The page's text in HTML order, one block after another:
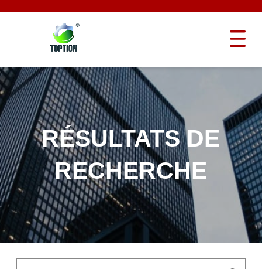
RÉSULTATS DE
RECHERCHE